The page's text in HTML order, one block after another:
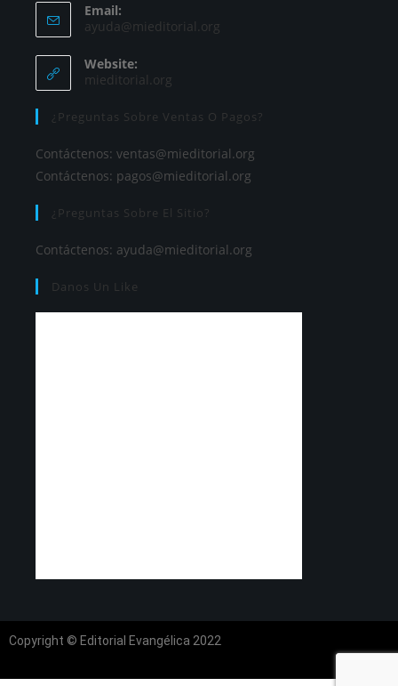
Email:
ayuda@mieditorial.org
Website:
mieditorial.org
¿Preguntas Sobre Ventas O Pagos?
Contáctenos: ventas@mieditorial.org
Contáctenos: pagos@mieditorial.org
¿Preguntas Sobre El Sitio?
Contáctenos: ayuda@mieditorial.org
Danos Un Like
Copyright © Editorial Evangélica 2022